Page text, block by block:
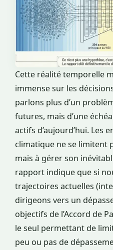
Cette réalité temporelle
immense sur les
parlons plus d’un
futures, mais d’une
actifs d’aujourd’hui. Les
climatique ne se limitent
mais à gérer son
rapport indique que si
trajectoires actuelles
dirigeons vers un
objectifs de l’Accord de
le seul permettant de
peu ou pas de